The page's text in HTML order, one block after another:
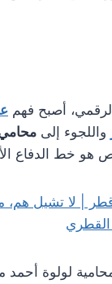
أصبح فهم
واللجوء إلى
هو خط الدفاع
| لا تشيل هم،
القطري
لولوة أحمد